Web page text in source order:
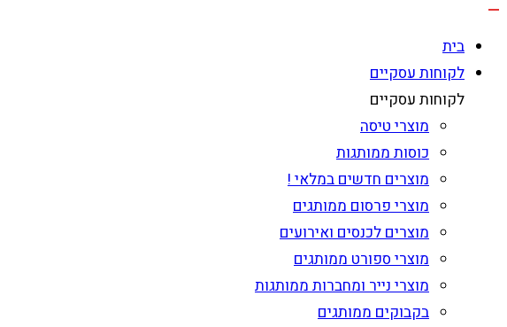
בית
לקוחות עסקיים
לקוחות עסקיים
מוצרי טיסה
כוסות ממותגות
מוצרים חדשים במלאי !
מוצרי פרסום ממותגים
מוצרים לכנסים ואירועים
מוצרי ספורט ממותגים
מוצרי נייר ומחברות ממותגות
בקבוקים ממותגים